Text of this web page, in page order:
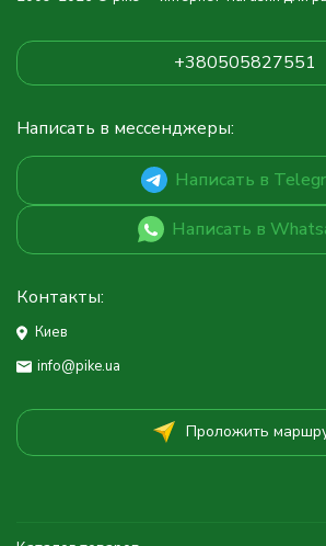
+380505827551
Написать в мессенджеры:
Написать в
Написать в
Контакты:
Киев
info@pike.ua
Проложить